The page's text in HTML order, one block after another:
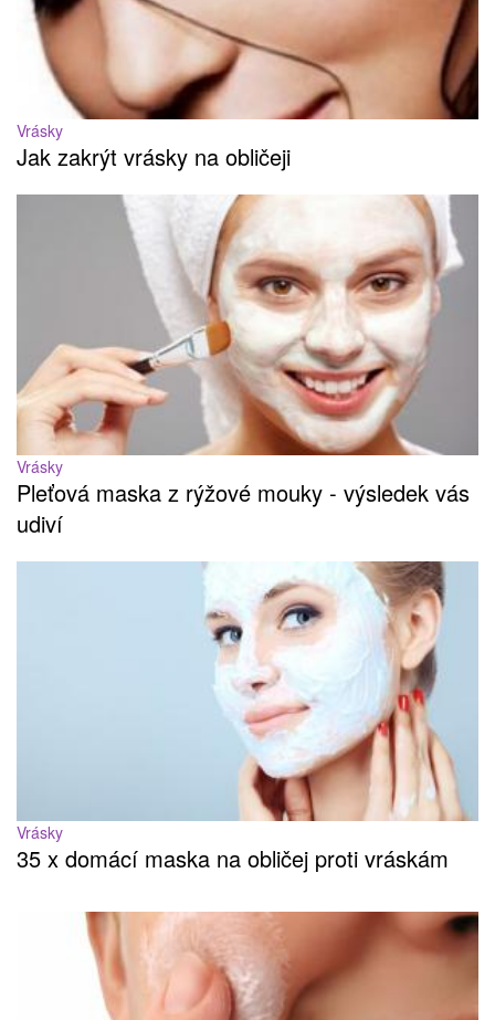
Vrásky
Jak zakrýt vrásky na obličeji
Vrásky
Pleťová maska z rýžové mouky - výsledek vás
udiví
Vrásky
35 x domácí maska na obličej proti vráskám